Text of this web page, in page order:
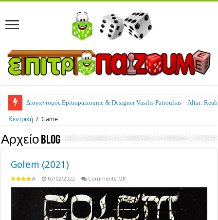
Διαγωνισμός Epitrapaizoume & Designer Vasilis Patroulias – Altar:
Κεντρική / Game
Αρχείο Blog
Golem (2021)
07/02/2022 Comments Offon